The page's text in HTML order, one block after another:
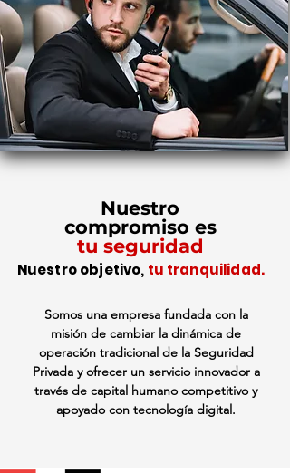
Nuestro
compromiso es
tu seguridad
Nuestro objetivo, tu tranquilidad.
Somos una empresa fundada con la
misión de cambiar la dinámica de
operación tradicional de la Seguridad
Privada y ofrecer un servicio innovador a
través de capital humano competitivo y
apoyado con tecnología digital.